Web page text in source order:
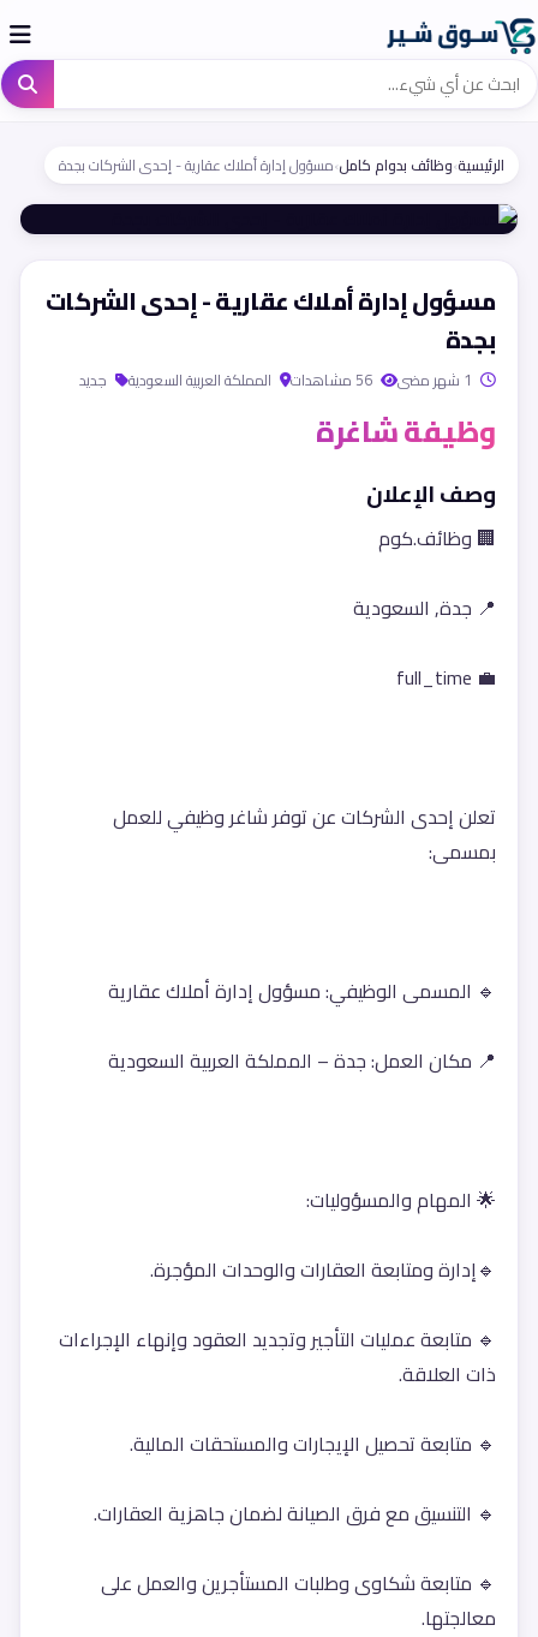
الرئيسية›وظائف بدوام كامل›مسؤول إدارة أملاك عقارية - إحدى الشركات بجدة
مسؤول إدارة أملاك عقارية - إحدى الشركات
بجدة
المملكة العربية السعودية جديد
وظيفة شاغرة
وصف الإعلان
🏢 وظائف.كوم
📍 جدة, السعودية
💼 full_time
بمسمى:
🔹 المسمى الوظيفي: مسؤول إدارة أملاك عقارية
📍 مكان العمل: جدة – المملكة العربية السعودية
🌟 المهام والمسؤوليات:
🔹إدارة ومتابعة العقارات والوحدات المؤجرة.
ذات العلاقة.
🔹 متابعة تحصيل الإيجارات والمستحقات المالية.
🔹 التنسيق مع فرق الصيانة لضمان جاهزية العقارات.
معالجتها.